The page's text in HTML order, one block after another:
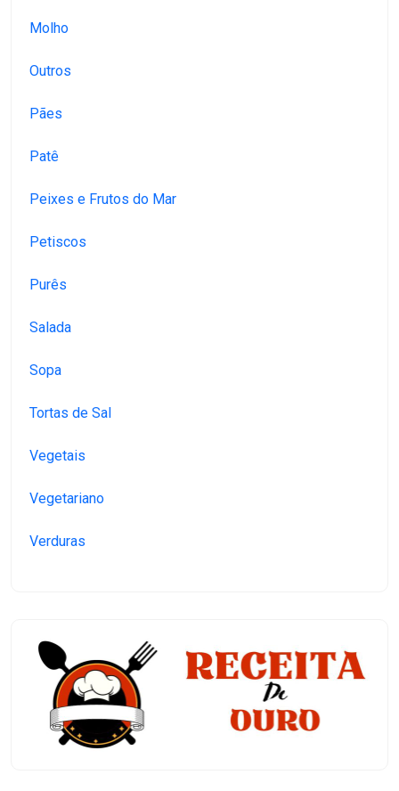
Molho
Outros
Pães
Patê
Peixes e Frutos do Mar
Petiscos
Purês
Salada
Sopa
Tortas de Sal
Vegetais
Vegetariano
Verduras